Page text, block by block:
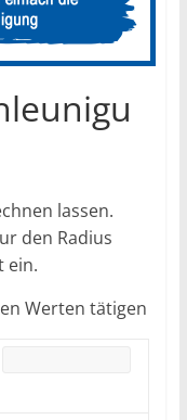
lassen.
den Radius
ein.
Werten tätigen